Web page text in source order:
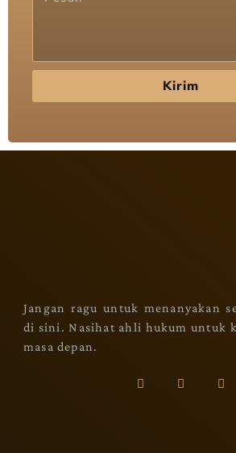
Kirim
Jangan ragu untuk menanyakan
di sini. Nasihat ahli hukum untuk
masa depan.